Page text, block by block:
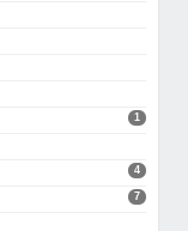
1
4
7